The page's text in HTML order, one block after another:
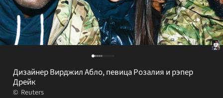
Дизайнер Вирджил Абло, певица Розалия и рэпер
Дрейк
Reuters